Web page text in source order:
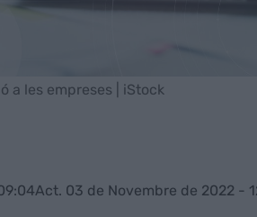
a les empreses | iStock
Act. 03 de Novembre de 2022 -